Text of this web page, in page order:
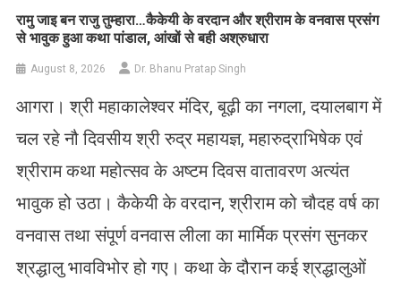
रामु जाइ बन राजु तुम्हारा…कैकेयी के वरदान और श्रीराम के वनवास प्रसंग
से भावुक हुआ कथा पांडाल, आंखों से बही अश्रुधारा
August 8, 2026 Dr. Bhanu Pratap Singh
आगरा। श्री महाकालेश्वर मंदिर, बूढ़ी का नगला, दयालबाग में
चल रहे नौ दिवसीय श्री रुद्र महायज्ञ, महारुद्राभिषेक एवं
श्रीराम कथा महोत्सव के अष्टम दिवस वातावरण अत्यंत
भावुक हो उठा। कैकेयी के वरदान, श्रीराम को चौदह वर्ष का
वनवास तथा संपूर्ण वनवास लीला का मार्मिक प्रसंग सुनकर
श्रद्धालु भावविभोर हो गए। कथा के दौरान कई श्रद्धालुओं